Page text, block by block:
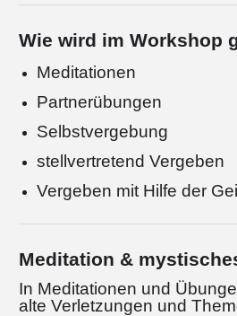
Wie wird im Workshop
Meditationen
Partnerübungen
Selbstvergebung
stellvertretend Vergeben
Vergeben mit Hilfe der
Meditation &
In Meditationen und
alte Verletzungen und